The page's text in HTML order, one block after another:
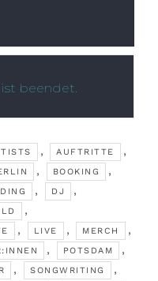
beendet.
, AUFTRITTE ,
, BOOKING ,
, DJ ,
,
, LIVE , MERCH ,
, POTSDAM ,
, SONGWRITING ,